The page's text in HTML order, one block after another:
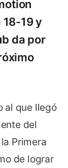
19 y
da por
al que llegó
del
Primera
de lograr